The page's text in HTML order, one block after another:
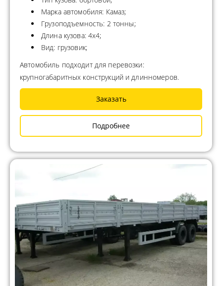
Марка автомобиля: Камаз;
Грузоподъемность: 2 тонны;
Длина кузова: 4x4;
Вид: грузовик;
Автомобиль подходит для перевозки:
крупногабаритных конструкций и длинномеров.
Заказать
Подробнее